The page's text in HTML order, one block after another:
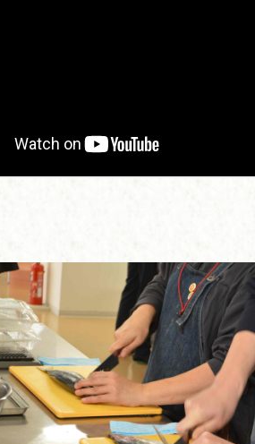
状況・ご予約
料・お支払い方法
団体向け見学・体験
語り部の部屋
見学
会付き料理教室
わい館弁当